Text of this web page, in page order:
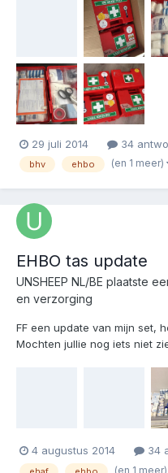
29 juli 2014 34
bhv ehbo (en 1 meer)
EHBO tas update
UNSHEEP NL/BE plaatste
en verzorging
FF een update van mijn set,
Mochten jullie nog iets niet
4 augustus 2014 34
(en 1 meer)